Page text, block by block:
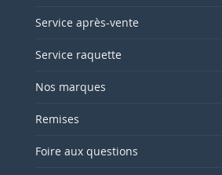
Service après-vente
Service raquette
Nos marques
Remises
Foire aux questions